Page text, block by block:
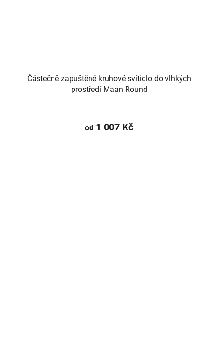
Částečně zapuštěné kruhové svítidlo do vlhkých
prostředí Maan Round
od 1 007 Kč